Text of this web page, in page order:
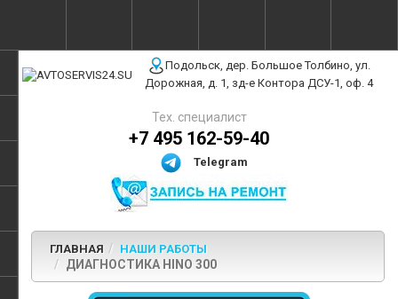
Подольск, дер. Большое Толбино, ул.
Дорожная, д. 1, зд-е Контора ДСУ-1, оф. 4
Тех. специалист
+7 495 162-59-40
Telegram
ГЛАВНАЯ НАШИ РАБОТЫ
ДИАГНОСТИКА HINO 300